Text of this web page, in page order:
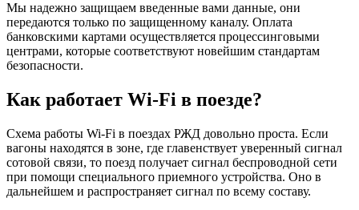
Мы надежно защищаем введенные вами данные, они
передаются только по защищенному каналу. Оплата
банковскими картами осуществляется процессинговыми
центрами, которые соответствуют новейшим стандартам
безопасности.
Как работает Wi-Fi в поезде?
Схема работы Wi-Fi в поездах РЖД довольно проста. Если
вагоны находятся в зоне, где главенствует уверенный сигнал
сотовой связи, то поезд получает сигнал беспроводной сети
при помощи специального приемного устройства. Оно в
дальнейшем и распространяет сигнал по всему составу.